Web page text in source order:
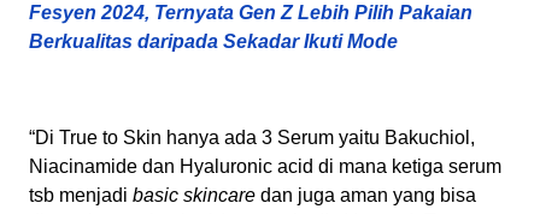
Fesyen 2024, Ternyata Gen Z Lebih Pilih Pakaian
Berkualitas daripada Sekadar Ikuti Mode
“Di True to Skin hanya ada 3 Serum yaitu Bakuchiol,
Niacinamide dan Hyaluronic acid di mana ketiga serum
tsb menjadi basic skincare dan juga aman yang bisa